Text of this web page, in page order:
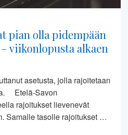
pian olla pidempään
viikonlopusta alkaen
asetusta, jolla rajoitetaan
Etelä-Savon
rajoitukset lievenevät
Samalle tasolle rajoitukset …